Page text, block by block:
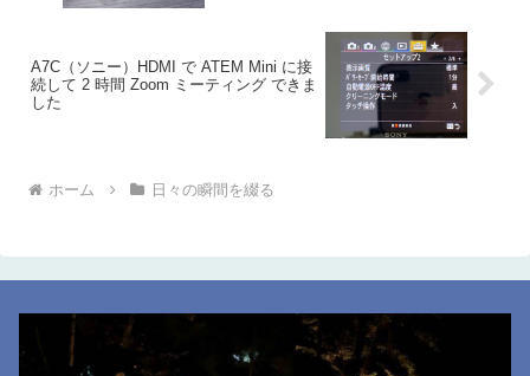
A7C（ソニー）HDMI で ATEM Mini に接
続して 2 時間 Zoom ミーティング できま
した
ホーム 日々の瞬間を綴る